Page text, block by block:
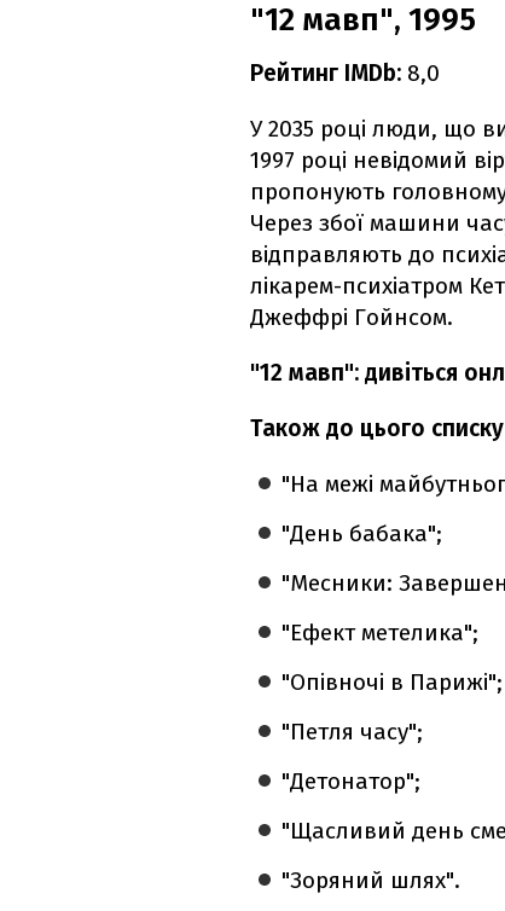
"12 мавп", 1995
Рейтинг IMDb: 8,0
У 2035 році люди, що
1997 році невідомий
пропонують
Через збої машини
відправляють до
лікарем-психіатром
Джеффрі Гойнсом.
"12 мавп": дивіться
Також до цього
"На межі
"День бабака";
"Месники:
"Ефект метелика";
"Опівночі в Парижі";
"Петля часу";
"Детонатор";
"Щасливий день
"Зоряний шлях".